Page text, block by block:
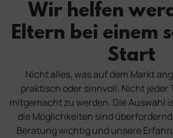
Wir helfen
Eltern bei einem
Start
Nicht alles, was auf dem Markt
praktisch oder sinnvoll. Nicht jeder
mitgemacht zu werden. Die Auswahl
die Möglichkeiten sind
Beratung wichtig und unsere